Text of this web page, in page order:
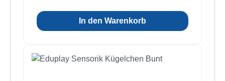
In den Warenkorb